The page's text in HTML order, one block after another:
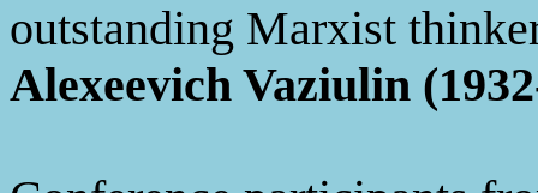
outstanding Marxist
Alexeevich Vaziulin